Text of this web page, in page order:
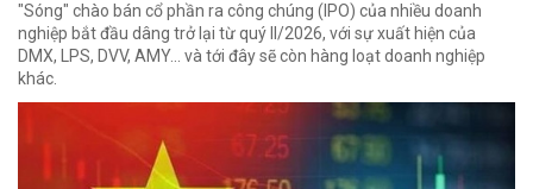
"Sóng" chào bán cổ phần ra công chúng (IPO) của nhiều doanh
nghiệp bắt đầu dâng trở lại từ quý II/2026, với sự xuất hiện của
DMX, LPS, DVV, AMY... và tới đây sẽ còn hàng loạt doanh nghiệp
khác.